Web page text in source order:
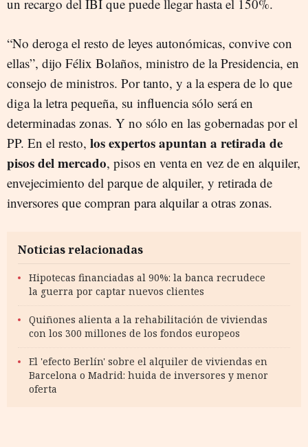
un recargo del IBI que puede llegar hasta el 150%.
“No deroga el resto de leyes autonómicas, convive con
ellas”, dijo Félix Bolaños, ministro de la Presidencia, en
consejo de ministros. Por tanto, y a la espera de lo que
diga la letra pequeña, su influencia sólo será en
determinadas zonas. Y no sólo en las gobernadas por el
PP. En el resto, los expertos apuntan a retirada de
pisos del mercado, pisos en venta en vez de en alquiler,
envejecimiento del parque de alquiler, y retirada de
inversores que compran para alquilar a otras zonas.
Noticias relacionadas
Hipotecas financiadas al 90%: la banca recrudece
la guerra por captar nuevos clientes
Quiñones alienta a la rehabilitación de viviendas
con los 300 millones de los fondos europeos
El 'efecto Berlín' sobre el alquiler de viviendas en
Barcelona o Madrid: huida de inversores y menor
oferta